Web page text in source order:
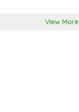
View More